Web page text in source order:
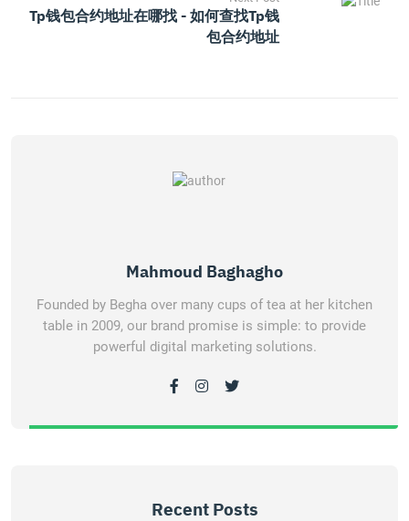
Tp钱包合约地址在哪找 - 如何查找tp钱
包合约地址
Mahmoud Baghagho
Founded by Begha over many cups of tea at her kitchen
table in 2009, our brand promise is simple: to provide
powerful digital marketing solutions.
Recent Posts